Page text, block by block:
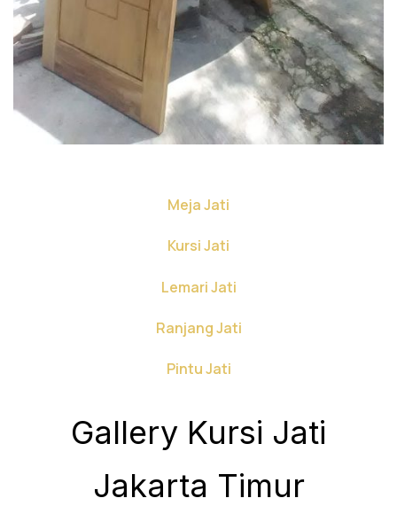
Meja Jati
Kursi Jati
Lemari Jati
Ranjang Jati
Pintu Jati
Gallery Kursi Jati
Jakarta Timur